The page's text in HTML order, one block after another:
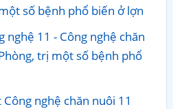
số bệnh phổ biến ở lợn
nghệ 11 - Công nghệ chăn
trị một số bệnh phổ
nghệ chăn nuôi 11